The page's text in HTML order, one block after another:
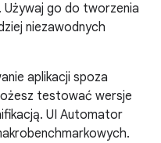
Używaj go do tworzenia
niezawodnych
aplikacji spoza
testować wersje
UI Automator